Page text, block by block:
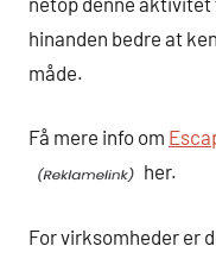
hinanden bedre at
måde.
Få mere info om
her.
For virksomheder er